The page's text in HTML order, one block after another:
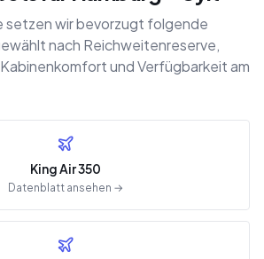
setzen wir bevorzugt folgende
nach Reichweitenreserve,
und Verfügbarkeit am
King Air 350
Datenblatt ansehen →